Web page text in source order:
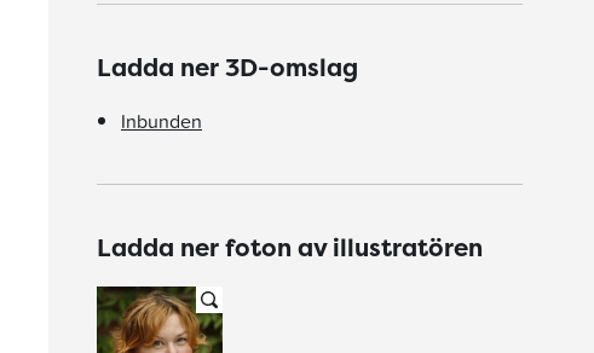
Ladda ner 3D-omslag
Inbunden
Ladda ner foton av illustratören